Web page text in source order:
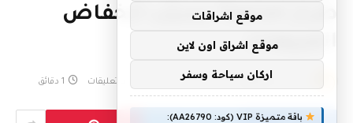
طراز Taycan بسبب انخفاض
المبيعات
admin لا توجد تعليقات 1 دقائق
موقع اشراقات
موقع اشراق اون لاين
اركان سياحة وسفر
باقة متميزة VIP (كود: AA26790):